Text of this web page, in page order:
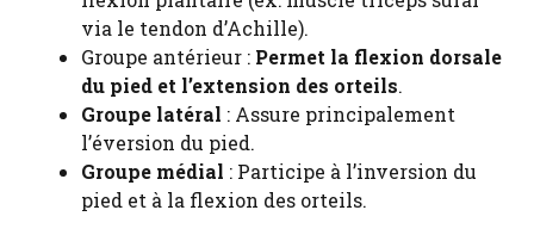
via le tendon d’Achille).
Groupe antérieur : Permet la flexion dorsale
du pied et l’extension des orteils.
Groupe latéral : Assure principalement
l’éversion du pied.
Groupe médial : Participe à l’inversion du
pied et à la flexion des orteils.